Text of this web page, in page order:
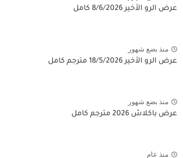
عرض الرو الأخير 8/6/2026 كامل
منذ بضع شهور
عرض الرو الأخير 18/5/2026 مترجم كامل
منذ بضع شهور
عرض باكلاش 2026 مترجم كامل
منذ عام